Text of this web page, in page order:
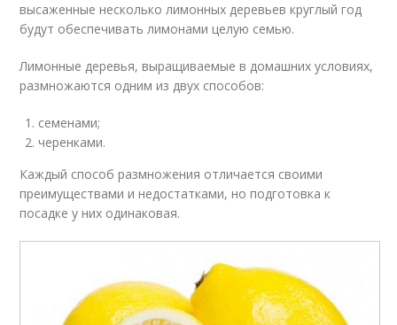
высаженные несколько лимонных деревьев круглый год
будут обеспечивать лимонами целую семью.
Лимонные деревья, выращиваемые в домашних условиях,
размножаются одним из двух способов:
семенами;
черенками.
Каждый способ размножения отличается своими
преимуществами и недостатками, но подготовка к
посадке у них одинаковая.